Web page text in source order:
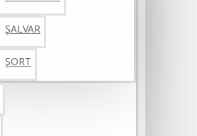
ŞALVAR
ŞORT